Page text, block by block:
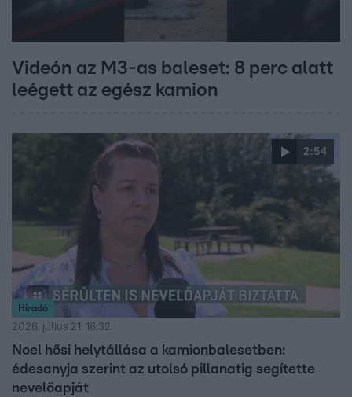
Videón az M3-as baleset: 8 perc alatt
leégett az egész kamion
2:54
Híradó
2026. július 21. 16:32
Noel hősi helytállása a kamionbalesetben:
édesanyja szerint az utolsó pillanatig segítette
nevelőapját